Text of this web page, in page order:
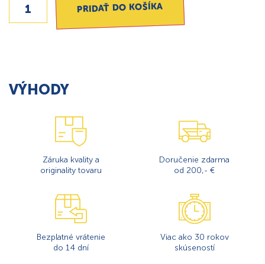
PRIDAŤ DO KOŠÍKA
VÝHODY
Záruka kvality a
originality tovaru
Doručenie zdarma
od 200,- €
Bezplatné vrátenie
do 14 dní
Viac ako 30 rokov
skúseností